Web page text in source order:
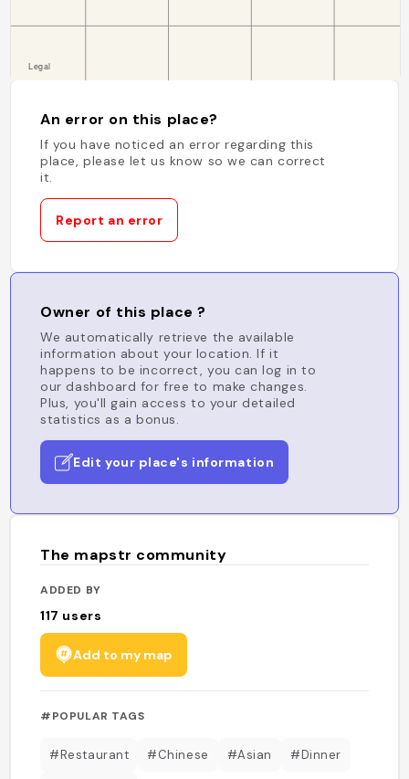
An error on this place?
If you have noticed an error regarding this
place, please let us know so we can correct
it.
Report an error
Owner of this place ?
We automatically retrieve the available
information about your location. If it
happens to be incorrect, you can log in to
our dashboard for free to make changes.
Plus, you'll gain access to your detailed
statistics as a bonus.
Edit your place's information
The mapstr community
ADDED BY
117 users
Add to my map
#POPULAR TAGS
#Restaurant #Chinese #Asian #Dinner